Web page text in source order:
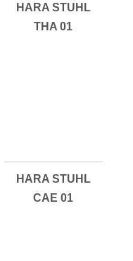
HARA STUHL
THA 01
HARA STUHL
CAE 01